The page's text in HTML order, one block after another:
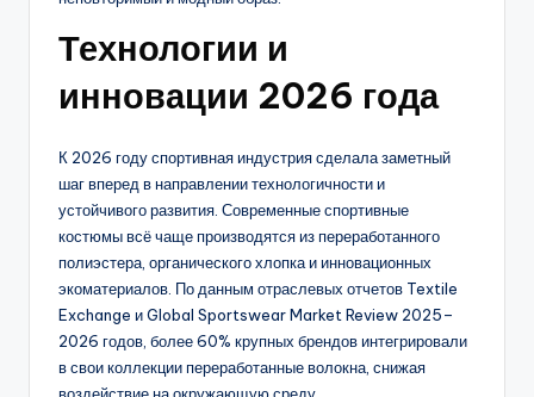
Технологии и
инновации 2026 года
К 2026 году спортивная индустрия сделала заметный
шаг вперед в направлении технологичности и
устойчивого развития. Современные спортивные
костюмы всё чаще производятся из переработанного
полиэстера, органического хлопка и инновационных
экоматериалов. По данным отраслевых отчетов Textile
Exchange и Global Sportswear Market Review 2025–
2026 годов, более 60% крупных брендов интегрировали
в свои коллекции переработанные волокна, снижая
воздействие на окружающую среду.